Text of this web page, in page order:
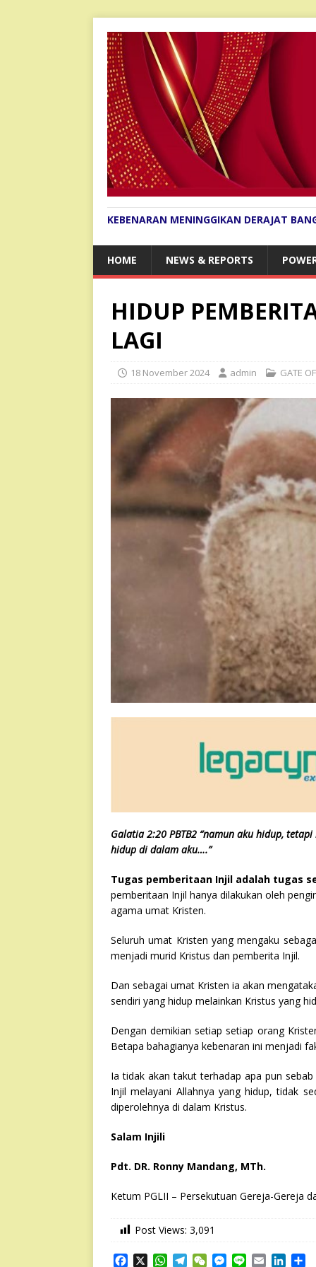
KEBENARAN MENINGGIKAN DERAJAT
HOME NEWS & REPORTS
HIDUP
LAGI
18 November 2024 admin GATE
Galatia 2:20 PBTB2 “namun aku hidup,
hidup di dalam aku….”
Tugas pemberitaan Injil adalah tugas
pemberitaan Injil hanya dilakukan oleh
agama umat Kristen.
Seluruh umat Kristen yang mengaku
menjadi murid Kristus dan pemberita Injil.
Dan sebagai umat Kristen ia akan
sendiri yang hidup melainkan Kristus yang
Dengan demikian setiap setiap orang
Betapa bahagianya kebenaran ini menjadi
Ia tidak akan takut terhadap apa pun
Injil melayani Allahnya yang hidup, tidak
diperolehnya di dalam Kristus.
Salam Injili
Pdt. DR. Ronny Mandang, MTh.
Ketum PGLII – Persekutuan Gereja-Gereja
Post Views: 3,091
W
T
W
M